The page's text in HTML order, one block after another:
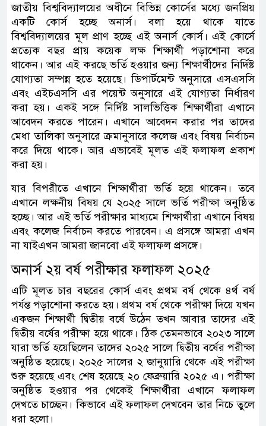
জাতীয় বিশ্ববিদ্যালয়ের অধীনে বিভিন্ন কোর্সের মধ্যে জনপ্রিয়
একটি কোর্স হচ্ছে অনার্স। বলা হয়ে থাকে যাতে
বিশ্ববিদ্যালয়ের মূল প্রাণ হচ্ছে এই অনার্স কোর্স। এই কোর্সে
প্রত্যেক বছর প্রায় কয়েক লক্ষ শিক্ষার্থী পড়াশোনা করে
থাকেন। আর এই করছে ভর্তি হওয়ার জন্য শিক্ষার্থীদের নির্দিষ্ট
যোগ্যতা সম্পন্ন হতে হয়েছে। ডিপার্টমেন্ট অনুসারে এসএসসি
এবং এইচএসসি এর পয়েন্ট অনুসারে এই যোগ্যতা নির্ধারণ
করা হয়। একই সঙ্গে নির্দিষ্ট সালভিত্তিক শিক্ষার্থীরা এখানে
আবেদন করতে পারেন। এখানে আবেদন করার পর তাদের
মেধা তালিকা অনুসারে ক্রমানুসারে কলেজ এবং বিষয় নির্বাচন
করে দিয়ে থাকে। আর এভাবেই মূলত এই ফলাফল প্রকাশ
করা হয়।
যার বিপরীতে এখানে শিক্ষার্থীরা ভর্তি হয়ে থাকেন। তবে
এখানে লক্ষনীয় বিষয় যে ২০২৫ সালে ভর্তি পরীক্ষা অনুষ্ঠিত
হচ্ছে। আর এই ভর্তি পরীক্ষার মাধ্যমে শিক্ষার্থীরা এখানে বিষয়
এবং কলেজ নির্বাচন করতে পারবেন। এ প্রসঙ্গে আমরা এখন
না যাইএখন আমরা জানবো এই ফলাফল প্রসঙ্গে।
অনার্স ২য় বর্ষ পরীক্ষার ফলাফল ২০২৫
এটি মূলত চার বছরের কোর্স এবং প্রথম বর্ষ থেকে ৪র্থ বর্ষ
পর্যন্ত পড়াশোনা করতে হয়। প্রথম বর্ষ থেকে পরীক্ষা দিয়ে যখন
একজন শিক্ষার্থী দ্বিতীয় বর্ষে উঠেন তখন আবার তাদের এই
দ্বিতীয় বর্ষের পরীক্ষা হয়ে থাকে। ঠিক তেমনভাবে ২০২৩ সালে
যারা ভর্তি হয়েছিলেন তাদের ২০২৫ সালে দ্বিতীয় বর্ষের পরীক্ষা
অনুষ্ঠিত হয়েছে। ২০২৫ সালের ২ জানুয়ারি থেকে এই পরীক্ষা
শুরু হয়েছে এবং শেষ হয়েছে ২০ ফেব্রুয়ারি ২০২৫ এ। পরীক্ষা
অনুষ্ঠিত হওয়ার পর থেকেই শিক্ষার্থীরা এখানে ফলাফল
দেখতে চাচ্ছেন। কিভাবে এই ফলাফল দেখবেন তার নিচে তুলে
ধরা হলো।